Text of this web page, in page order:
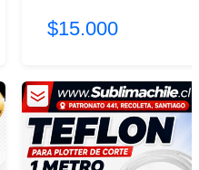
$15.000